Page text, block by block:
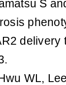
S
delivery
WL,